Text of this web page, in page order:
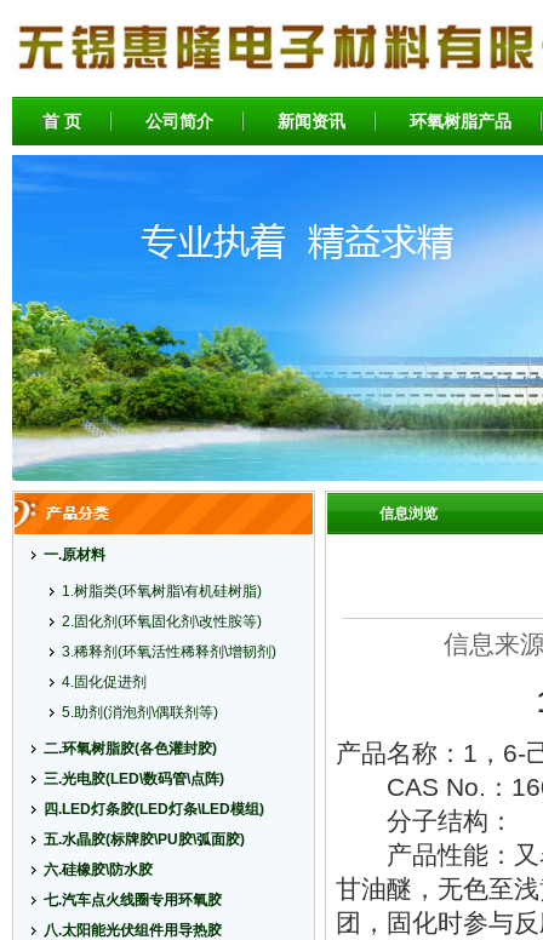
首 页 公司简介 新闻资讯 环氧树脂产品
一.原材料
1.树脂类(环氧树脂\有机硅树脂)
2.固化剂(环氧固化剂\改性胺等)
3.稀释剂(环氧活性稀释剂\增韧剂)
4.固化促进剂
5.助剂(消泡剂\偶联剂等)
二.环氧树脂胶(各色灌封胶)
三.光电胶(LED\数码管\点阵)
四.LED灯条胶(LED灯条\LED模组)
五.水晶胶(标牌胶\PU胶\弧面胶)
六.硅橡胶\防水胶
七.汽车点火线圈专用环氧胶
八.太阳能光伏组件用导热胶
信息浏览
信息来
产品名称：1，6-
CAS No.：
分子结构：
产品性能：又
甘油醚，无色至
团，固化时参与